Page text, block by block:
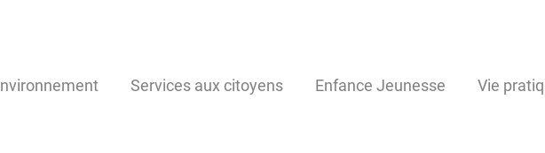
Services aux citoyens Enfance Jeunesse Vie